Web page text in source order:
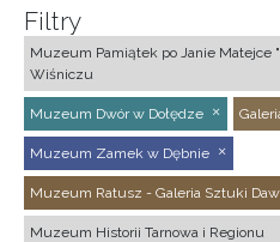
Filtry
Muzeum Pamiątek po Janie Matejce
Wiśniczu
Muzeum Dwór w Dołędze
Muzeum Zamek w Dębnie
Muzeum Ratusz - Galeria Sztuki
Muzeum Historii Tarnowa i Regionu